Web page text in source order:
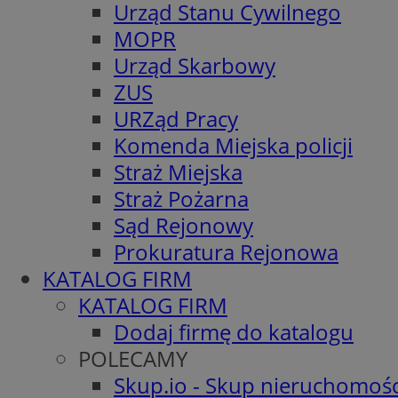
Urząd Stanu Cywilnego
MOPR
Urząd Skarbowy
ZUS
URZąd Pracy
Komenda Miejska policji
Straż Miejska
Straż Pożarna
Sąd Rejonowy
Prokuratura Rejonowa
KATALOG FIRM
KATALOG FIRM
Dodaj firmę do katalogu
POLECAMY
Skup.io - Skup